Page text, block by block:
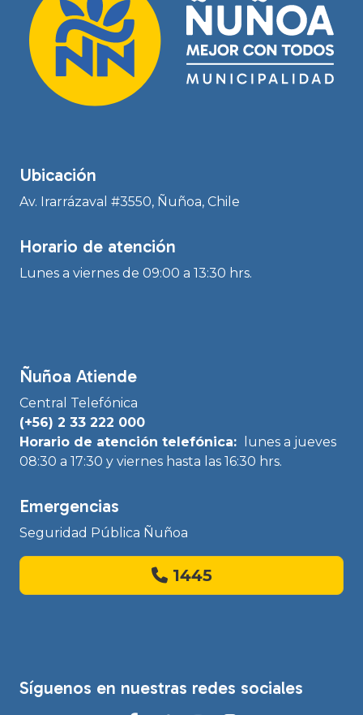
Ubicación
Av. Irarrázaval #3550, Ñuñoa, Chile
Horario de atención
Lunes a viernes de 09:00 a 13:30 hrs.
Ñuñoa Atiende
Central Telefónica
(+56) 2 33 222 000
Horario de atención telefónica:
lunes a jueves
08:30 a 17:30 y viernes hasta las 16:30 hrs.
Emergencias
Seguridad Pública Ñuñoa
1445
Síguenos en nuestras redes sociales